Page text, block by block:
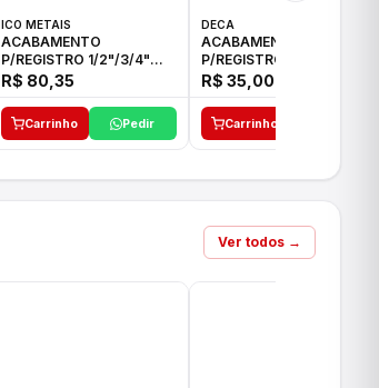
ICO METAIS
ACABAMENTO
P/REGISTRO 1/2"/3/4"
ACB CS ALV E ICO
R$ 80,35
Carrinho Pedir
DECA
ACABAMENTO
P/REGISTRO 1/2"/3/4" C-
35 DECA
R$ 35,00
Carrinho
Ver todos →